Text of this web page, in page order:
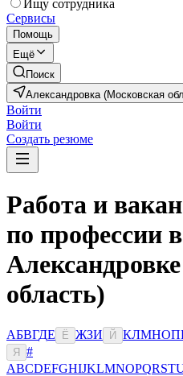
Ищу сотрудника
Сервисы
Помощь
Ещё
Поиск
Александровка (Московская
Войти
Войти
Создать резюме
Работа и
по профессии в
область)
АБВГДЕ Ё ЖЗИ Й КЛМНОП
Я
#
ABCDEFGHIJKLMNOPQRST